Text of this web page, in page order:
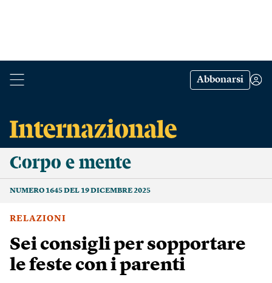
Abbonarsi
Corpo e mente
NUMERO 1645 DEL 19 DICEMBRE 2025
RELAZIONI
Sei consigli per sopportare
le feste con i parenti